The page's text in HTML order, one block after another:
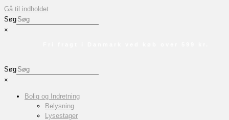
Gå til indholdet
Søg
×
Søg
×
Bolig og Indretning
Belysning
Lysestager